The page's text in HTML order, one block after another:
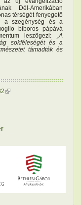
Dél-Amerikában
térségét fenyegető
a szegénység és a
bíboros pápává
leszögezi: „A
sokféleségét és a
támadták és
(külső hivatkozás)